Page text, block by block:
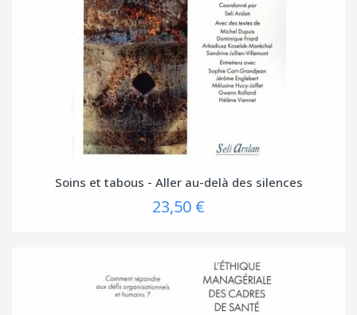
Soins et tabous - Aller au-delà des silences
23,50 €